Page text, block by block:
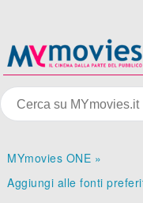
MYmovies ONE »
Aggiungi alle fonti